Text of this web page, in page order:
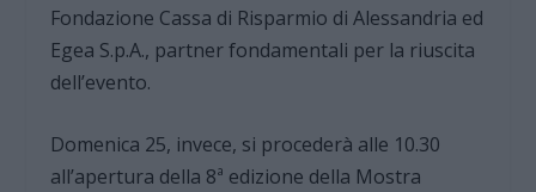
Fondazione Cassa di Risparmio di Alessandria ed
Egea S.p.A., partner fondamentali per la riuscita
dell’evento.
Domenica 25, invece, si procederà alle 10.30
all’apertura della 8ª edizione della Mostra